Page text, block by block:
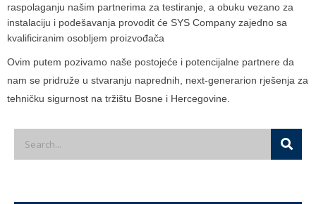
raspolaganju našim partnerima za testiranje, a obuku vezano za
instalaciju i podešavanja provodit će SYS Company zajedno sa
kvalificiranim osobljem proizvođača
Ovim putem pozivamo naše postojeće i potencijalne partnere da
nam se pridruže u stvaranju naprednih, next-generarion rješenja za
tehničku sigurnost na tržištu Bosne i Hercegovine.